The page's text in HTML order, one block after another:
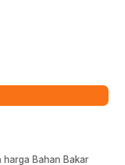
harga Bahan Bakar